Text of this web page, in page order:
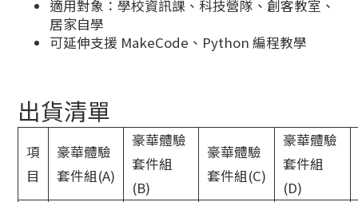
適用對象：學校資訊課、科技營隊、創客教室、
居家自學
可延伸支援 MakeCode、Python 編程教學
出貨清單
項
目
豪華體驗
套件組(A)
豪華體驗
套件組
(B)
豪華體驗
套件組(C)
豪華體驗
套件組
(D)